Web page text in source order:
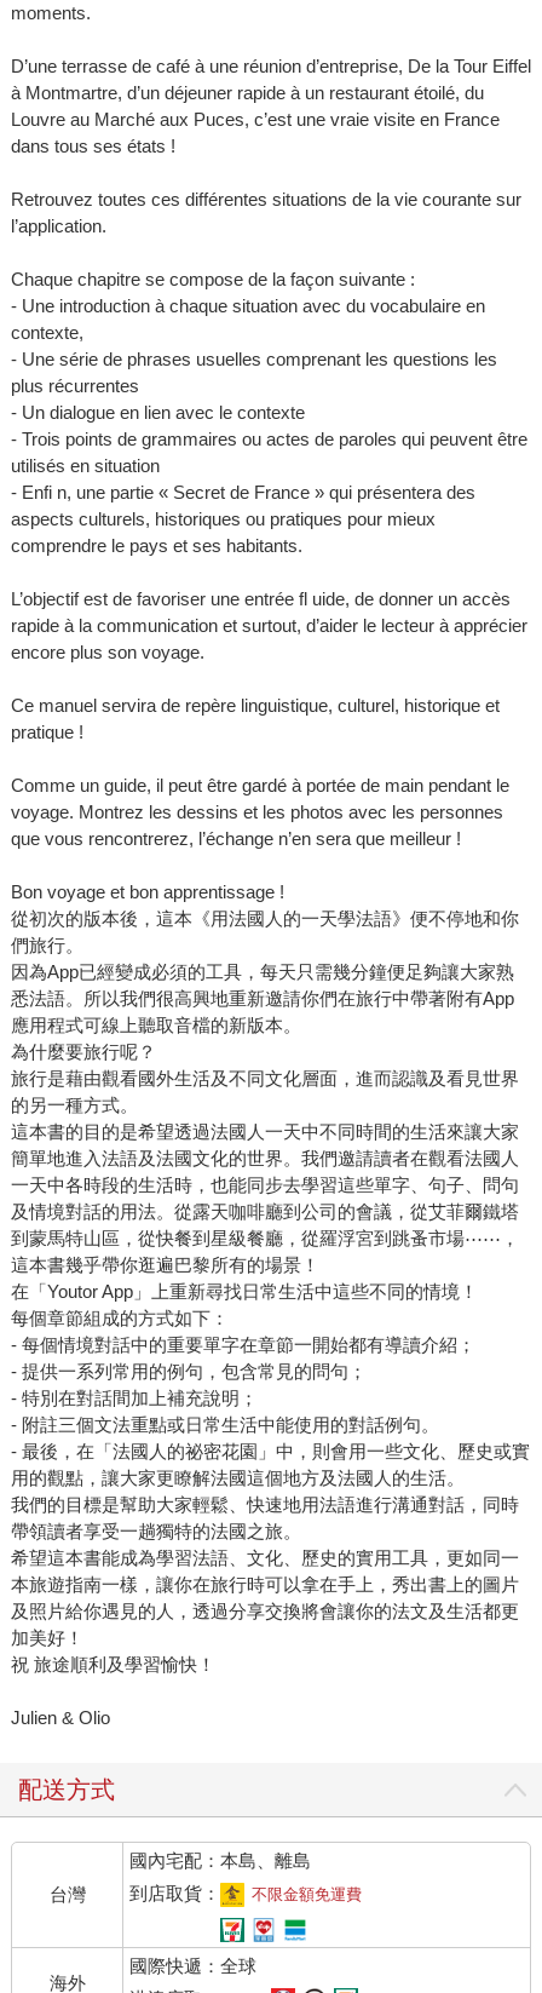
moments.
D’une terrasse de café à une réunion d’entreprise, De la Tour Eiffel
à Montmartre, d’un déjeuner rapide à un restaurant étoilé, du
Louvre au Marché aux Puces, c’est une vraie visite en France
dans tous ses états !
Retrouvez toutes ces différentes situations de la vie courante sur
l’application.
Chaque chapitre se compose de la façon suivante :
- Une introduction à chaque situation avec du vocabulaire en
contexte,
- Une série de phrases usuelles comprenant les questions les
plus récurrentes
- Un dialogue en lien avec le contexte
- Trois points de grammaires ou actes de paroles qui peuvent être
utilisés en situation
- Enfi n, une partie « Secret de France » qui présentera des
aspects culturels, historiques ou pratiques pour mieux
comprendre le pays et ses habitants.
L’objectif est de favoriser une entrée fl uide, de donner un accès
rapide à la communication et surtout, d’aider le lecteur à apprécier
encore plus son voyage.
Ce manuel servira de repère linguistique, culturel, historique et
pratique !
Comme un guide, il peut être gardé à portée de main pendant le
voyage. Montrez les dessins et les photos avec les personnes
que vous rencontrerez, l’échange n’en sera que meilleur !
Bon voyage et bon apprentissage !
從初次的版本後，這本《用法國人的一天學法語》便不停地和你
們旅行。
因為App已經變成必須的工具，每天只需幾分鐘便足夠讓大家熟
悉法語。所以我們很高興地重新邀請你們在旅行中帶著附有App
應用程式可線上聽取音檔的新版本。
為什麼要旅行呢？
旅行是藉由觀看國外生活及不同文化層面，進而認識及看見世界
的另一種方式。
這本書的目的是希望透過法國人一天中不同時間的生活來讓大家
簡單地進入法語及法國文化的世界。我們邀請讀者在觀看法國人
一天中各時段的生活時，也能同步去學習這些單字、句子、問句
及情境對話的用法。從露天咖啡廳到公司的會議，從艾菲爾鐵塔
到蒙馬特山區，從快餐到星級餐廳，從羅浮宮到跳蚤市場⋯⋯，
這本書幾乎帶你逛遍巴黎所有的場景！
在「Youtor App」上重新尋找日常生活中這些不同的情境！
每個章節組成的方式如下：
- 每個情境對話中的重要單字在章節一開始都有導讀介紹；
- 提供一系列常用的例句，包含常見的問句；
- 特別在對話間加上補充說明；
- 附註三個文法重點或日常生活中能使用的對話例句。
- 最後，在「法國人的祕密花園」中，則會用一些文化、歷史或實
用的觀點，讓大家更瞭解法國這個地方及法國人的生活。
我們的目標是幫助大家輕鬆、快速地用法語進行溝通對話，同時
帶領讀者享受一趟獨特的法國之旅。
希望這本書能成為學習法語、文化、歷史的實用工具，更如同一
本旅遊指南一樣，讓你在旅行時可以拿在手上，秀出書上的圖片
及照片給你遇見的人，透過分享交換將會讓你的法文及生活都更
加美好！
祝 旅途順利及學習愉快！
Julien & Olio
配送方式
台灣
國內宅配：本島、離島
到店取貨：
不限金額免運費
海外
國際快遞：全球